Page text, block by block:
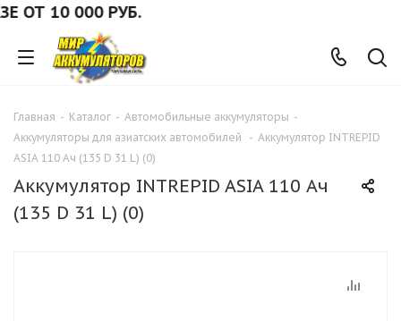
10 000 РУБ.
Главная - Каталог - Автомобильные аккумуляторы -
Аккумуляторы для азиатских автомобилей
- Аккумулятор INTREPID
ASIA 110 Ач (135 D 31 L) (0)
Аккумулятор INTREPID ASIA 110 Ач
(135 D 31 L) (0)